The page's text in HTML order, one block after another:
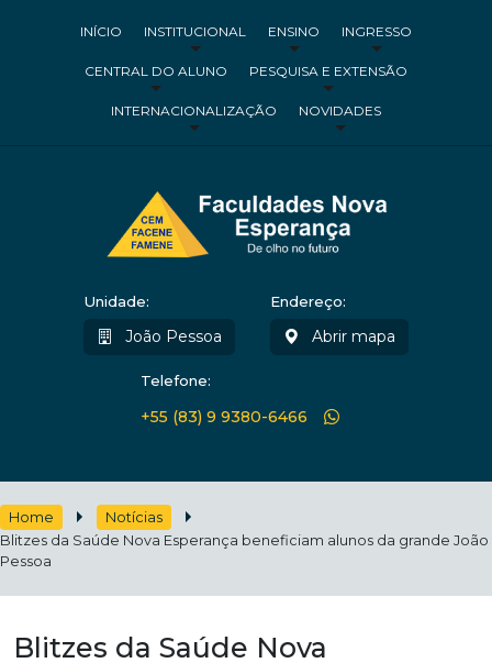
INÍCIO INSTITUCIONAL ENSINO INGRESSO
CENTRAL DO ALUNO PESQUISA E EXTENSÃO
INTERNACIONALIZAÇÃO NOVIDADES
Unidade:
João Pessoa
Endereço:
Abrir mapa
Telefone:
+55 (83) 9 9380-6466
Home
Notícias
Blitzes da Saúde Nova Esperança beneficiam alunos da grande João
Pessoa
Blitzes da Saúde Nova